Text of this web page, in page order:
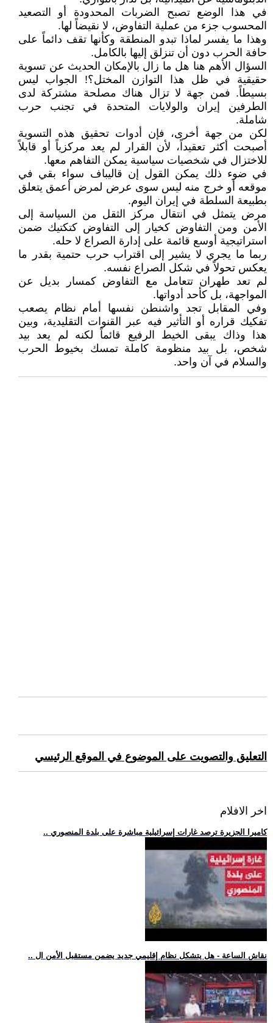
في هذا الوضع تصبح الضربات المحدودة أو التصعيد
المحسوب جزء من عملية التفاوض، لا نقيضاً لها.
وهذا ما يفسر لماذا تبدو المنطقة وكأنها تقف دائماً على
حافة الحرب دون أن تنزلق إليها بالكامل.
السؤال الأهم هنا هل ما زال بالإمكان الحديث عن تسوية
حقيقية في ظل هذا التوازن المختل؟! الجواب ليس
بسيطاً. فمن جهة لا تزال هناك مصلحة مشتركة لدى
الطرفين إيران والولايات المتحدة في تجنب حرب
شاملة.
لكن من جهة أخرى، فإن أدوات تحقيق هذه التسوية
أصبحت أكثر تعقيداً، لأن القرار لم يعد مركزياً أو قابلاً
للاختزال في شخصيات سياسية يمكن التفاهم معها.
في ضوء ذلك يمكن القول إن قاليباف سواء بقي في
موقعه أو خرج منه ليس سوى عرض لمرض أعمق يتعلق
بطبيعة السلطة في إيران اليوم.
مرض يتمثل في انتقال مركز الثقل من السياسة إلى
الأمن ومن التفاوض كخيار إلى التفاوض كتكتيك ضمن
استراتيجية أوسع قائمة على إدارة الصراع لا حله.
ربما ما يجري لا يشير إلى اقتراب حرب حتمية بقدر ما
يعكس تحولاً في شكل الصراع نفسه.
لم تعد طهران تتعامل مع التفاوض كمسار بديل عن
المواجهة، بل كأحد أدواتها.
وفي المقابل تجد واشنطن نفسها أمام نظام يصعب
تفكيك قراره أو التأثير فيه عبر القنوات التقليدية، وبين
هذا وذاك يبقى الخيط الرفيع قائماً لكنه لم يعد بيد
شخص، بل بيد منظومة كاملة تمسك بخيوط الحرب
والسلام في آن واحد.
التعليق والتصويت على الموضوع في الموقع الرئيسي
اخر الافلام
.. كاميرا الجزيرة ترصد غارات إسرائيلية مباشرة على بلدة المنصوري
.. نقاش الساعة - هل يتشكل نظام إقليمي جديد يضمن مستقبل الأمن ال